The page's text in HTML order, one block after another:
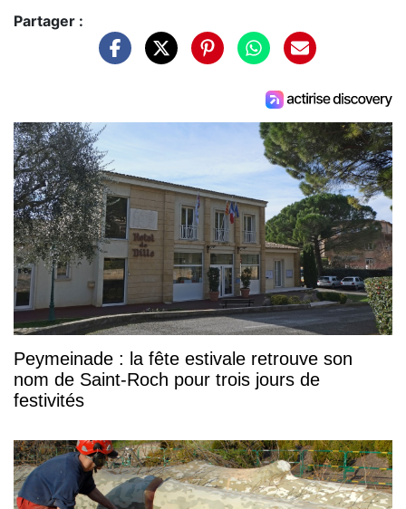
Partager :
Peymeinade : la fête estivale retrouve son
nom de Saint-Roch pour trois jours de
festivités